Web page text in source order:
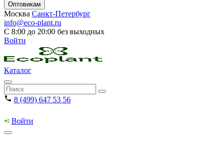
Оптовикам
Москва Санкт-Петербург
info@eco-plant.ru
С 8:00 до 20:00 без выходных
Войти
Каталог
8 (499) 647 53 56
Войти